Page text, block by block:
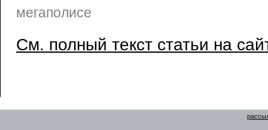
мегаполисе
См. полный текст статьи на